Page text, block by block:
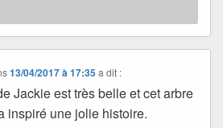
13/04/2017 à 17:35 a dit :
Jackie est très belle et cet arbre
inspiré une jolie histoire.